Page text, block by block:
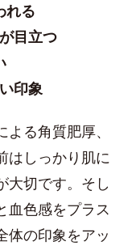
れる
目立つ
印象
る角質肥厚、
はしっかり肌に
大切です。そし
血色感をプラス
体の印象をアッ